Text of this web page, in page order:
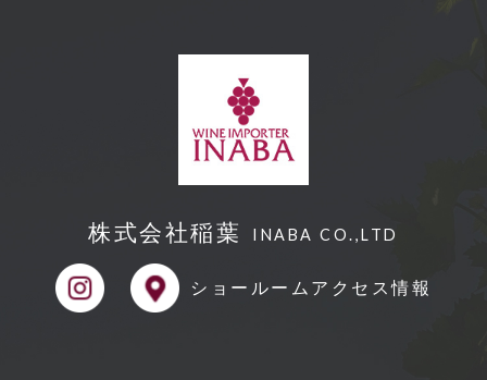
株式会社稲葉 INABA CO.,LTD
ショールーム アクセス情報